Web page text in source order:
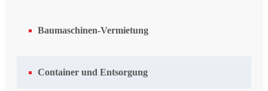
Baumaschinen-Vermietung
Container und Entsorgung